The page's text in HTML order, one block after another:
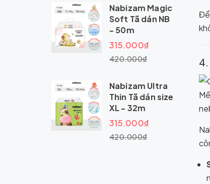
Nabizam Magic
Soft Tã dán NB
- 50m
315.000₫
420.000₫
Nabizam Ultra
Thin Tã dán size
XL - 32m
315.000₫
420.000₫